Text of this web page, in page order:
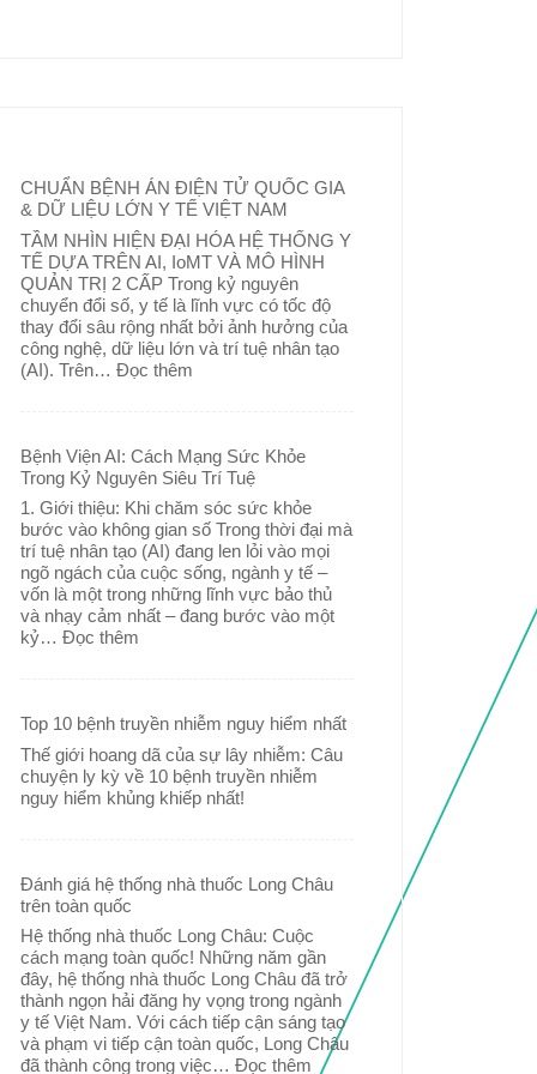
CHUẨN BỆNH ÁN ĐIỆN TỬ QUỐC GIA
& DỮ LIỆU LỚN Y TẾ VIỆT NAM
TẦM NHÌN HIỆN ĐẠI HÓA HỆ THỐNG Y
TẾ DỰA TRÊN AI, IoMT VÀ MÔ HÌNH
QUẢN TRỊ 2 CẤP Trong kỷ nguyên
chuyển đổi số, y tế là lĩnh vực có tốc độ
thay đổi sâu rộng nhất bởi ảnh hưởng của
công nghệ, dữ liệu lớn và trí tuệ nhân tạo
(AI). Trên… Đọc thêm
Bệnh Viện AI: Cách Mạng Sức Khỏe
Trong Kỷ Nguyên Siêu Trí Tuệ
1. Giới thiệu: Khi chăm sóc sức khỏe
bước vào không gian số Trong thời đại mà
trí tuệ nhân tạo (AI) đang len lỏi vào mọi
ngõ ngách của cuộc sống, ngành y tế –
vốn là một trong những lĩnh vực bảo thủ
và nhạy cảm nhất – đang bước vào một
kỷ… Đọc thêm
Top 10 bệnh truyền nhiễm nguy hiểm nhất
Thế giới hoang dã của sự lây nhiễm: Câu
chuyện ly kỳ về 10 bệnh truyền nhiễm
nguy hiểm khủng khiếp nhất!
Đánh giá hệ thống nhà thuốc Long Châu
trên toàn quốc
Hệ thống nhà thuốc Long Châu: Cuộc
cách mạng toàn quốc! Những năm gần
đây, hệ thống nhà thuốc Long Châu đã trở
thành ngọn hải đăng hy vọng trong ngành
y tế Việt Nam. Với cách tiếp cận sáng tạo
và phạm vi tiếp cận toàn quốc, Long Châu
đã thành công trong việc… Đọc thêm